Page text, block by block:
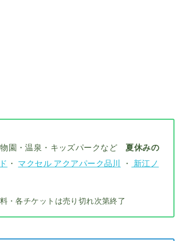
物園・温泉・キッズパークなど夏休みの
・ マクセル アクアパーク品川 ・
新江ノ
・各チケットは売り切れ次第終了